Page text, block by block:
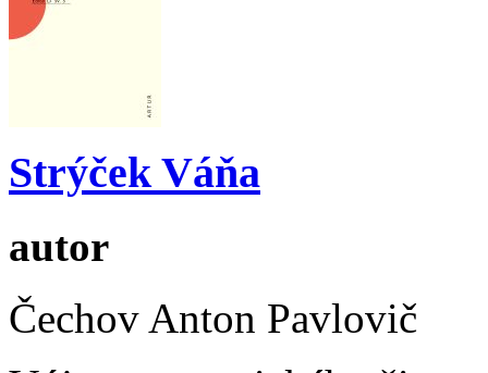
Strýček Váňa
autor
Čechov Anton Pavlovič